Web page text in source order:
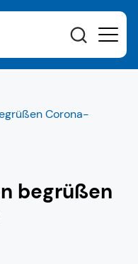
Corona-
begrüßen